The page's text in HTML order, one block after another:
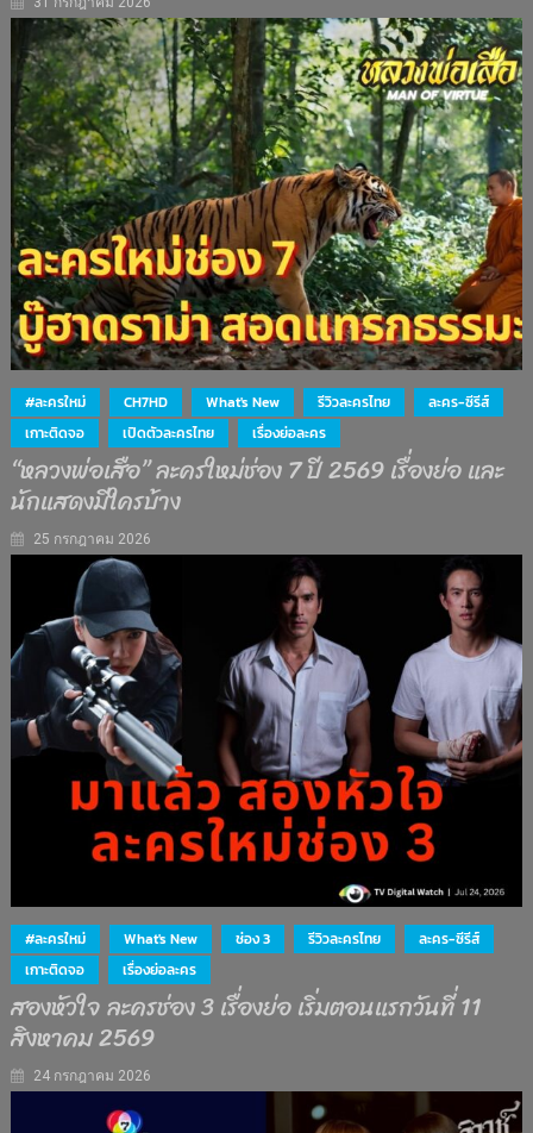
#ละครใหม่ CH7HD What's New รีวิวละครไทย
ละคร-ซีรีส์
เกาะติดจอ
เปิดตัวละครไทย เรื่องย่อละคร
“หลวงพ่อเสือ” ละครใหม่ช่อง 7 ปี 2569 เรื่องย่อ และ
นักแสดงมีใครบ้าง
25 กรกฎาคม 2026
#ละครใหม่ What's New ช่อง 3 รีวิวละครไทย
ละคร-ซีรีส์
เกาะติดจอ
เรื่องย่อละคร
สองหัวใจ ละครช่อง 3 เรื่องย่อ เริ่มตอนแรกวันที่ 11
สิงหาคม 2569
24 กรกฎาคม 2026